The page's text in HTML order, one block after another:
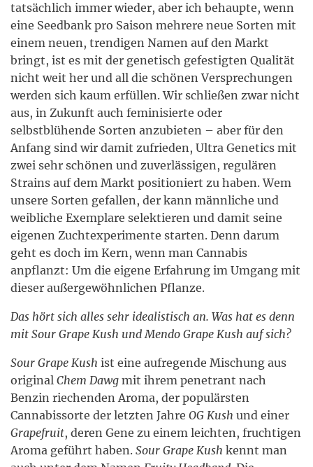
tatsächlich immer wieder, aber ich behaupte, wenn
eine Seedbank pro Saison mehrere neue Sorten mit
einem neuen, trendigen Namen auf den Markt
bringt, ist es mit der genetisch gefestigten Qualität
nicht weit her und all die schönen Versprechungen
werden sich kaum erfüllen. Wir schließen zwar nicht
aus, in Zukunft auch feminisierte oder
selbstblühende Sorten anzubieten – aber für den
Anfang sind wir damit zufrieden, Ultra Genetics mit
zwei sehr schönen und zuverlässigen, regulären
Strains auf dem Markt positioniert zu haben. Wem
unsere Sorten gefallen, der kann männliche und
weibliche Exemplare selektieren und damit seine
eigenen Zuchtexperimente starten. Denn darum
geht es doch im Kern, wenn man Cannabis
anpflanzt: Um die eigene Erfahrung im Umgang mit
dieser außergewöhnlichen Pflanze.
Das hört sich alles sehr idealistisch an. Was hat es denn
mit Sour Grape Kush undMendo Grape Kush auf sich?
Sour Grape Kush ist eine aufregende Mischung aus
original Chem Dawg mit ihrem penetrant nach
Benzin riechenden Aroma, der populärsten
Cannabissorte der letzten Jahre OG Kush und einer
Grapefruit, deren Gene zu einem leichten, fruchtigen
Aroma geführt haben. Sour Grape Kush kennt man